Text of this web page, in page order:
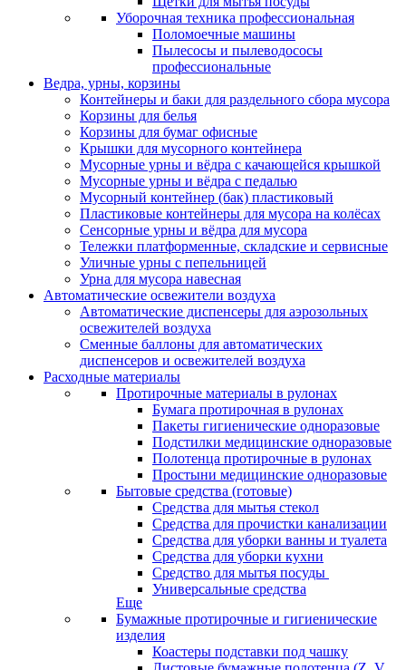
Уборочная техника профессиональная
Поломоечные машины
Пылесосы и пылеводососы
профессиональные
Ведра, урны, корзины
Контейнеры и баки для раздельного сбора мусора
Корзины для белья
Корзины для бумаг офисные
Крышки для мусорного контейнера
Мусорные урны и вёдра с качающейся крышкой
Мусорные урны и вёдра с педалью
Мусорный контейнер (бак) пластиковый
Пластиковые контейнеры для мусора на колёсах
Сенсорные урны и вёдра для мусора
Тележки платформенные, складские и сервисные
Уличные урны с пепельницей
Урна для мусора навесная
Автоматические освежители воздуха
Автоматические диспенсеры для аэрозольных
освежителей воздуха
Сменные баллоны для автоматических
диспенсеров и освежителей воздуха
Расходные материалы
Протирочные материалы в рулонах
Бумага протирочная в рулонах
Пакеты гигиенические одноразовые
Подстилки медицинские одноразовые
Полотенца протирочные в рулонах
Простыни медицинские одноразовые
Бытовые средства (готовые)
Средства для мытья стекол
Средства для прочистки канализации
Средства для уборки ванны и туалета
Средства для уборки кухни
Средство для мытья посуды
Универсальные средства
Еще
Бумажные протирочные и гигиенические
изделия
Коастеры подставки под чашку